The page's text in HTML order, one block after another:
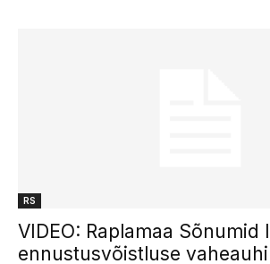
RS
VIDEO: Raplamaa Sõnumid
ennustusvõistluse